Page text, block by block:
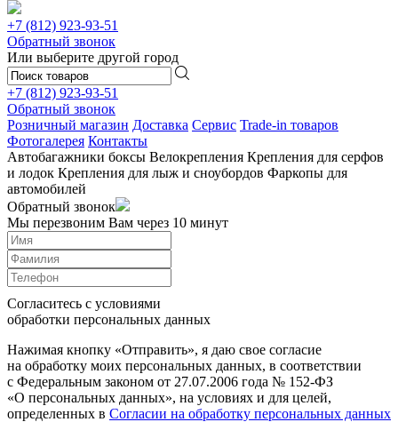
+7 (812) 923-93-51
Обратный звонок
Или выберите другой город
+7 (812) 923-93-51
Обратный звонок
Розничный магазин Доставка Сервис Trade-in товаров
Фотогалерея Контакты
Автобагажники боксы Велокрепления Крепления для серфов
и лодок Крепления для лыж и сноубордов Фаркопы для
автомобилей
Обратный звонок
Мы перезвоним Вам через 10 минут
Согласитесь с условиями
обработки персональных данных
Нажимая кнопку «Отправить», я даю свое согласие
на обработку моих персональных данных, в соответствии
с Федеральным законом от 27.07.2006 года № 152-ФЗ
«О персональных данных», на условиях и для целей,
определенных в Согласии на обработку персональных данных